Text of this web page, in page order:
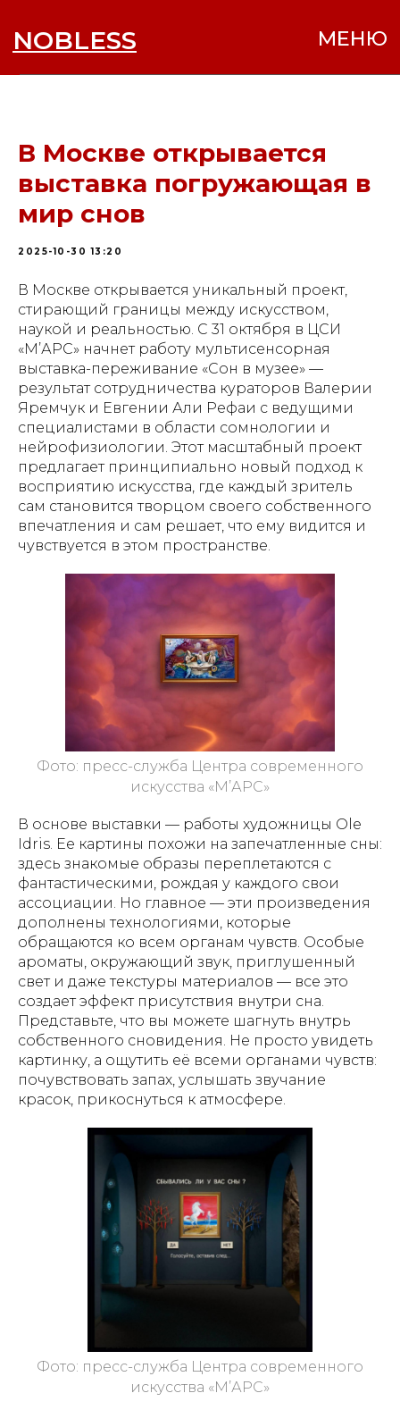
NOBLESS
В Москве открывается
выставка погружающая в
мир снов
2025-10-30 13:20
В Москве открывается уникальный проект,
стирающий границы между искусством,
наукой и реальностью. С 31 октября в ЦСИ
«М’АРС» начнет работу мультисенсорная
выставка-переживание «Сон в музее» —
результат сотрудничества кураторов Валерии
Яремчук и Евгении Али Рефаи с ведущими
специалистами в области сомнологии и
нейрофизиологии. Этот масштабный проект
предлагает принципиально новый подход к
восприятию искусства, где каждый зритель
сам становится творцом своего собственного
впечатления и сам решает, что ему видится и
чувствуется в этом пространстве.
Фото: пресс-служба Центра современного
искусства «М’АРС»
В основе выставки — работы художницы Ole
Idris. Ее картины похожи на запечатленные сны:
здесь знакомые образы переплетаются с
фантастическими, рождая у каждого свои
ассоциации. Но главное — эти произведения
дополнены технологиями, которые
обращаются ко всем органам чувств. Особые
ароматы, окружающий звук, приглушенный
свет и даже текстуры материалов — все это
создает эффект присутствия внутри сна.
Представьте, что вы можете шагнуть внутрь
собственного сновидения. Не просто увидеть
картинку, а ощутить её всеми органами чувств:
почувствовать запах, услышать звучание
красок, прикоснуться к атмосфере.
Фото: пресс-служба Центра современного
искусства «М’АРС»